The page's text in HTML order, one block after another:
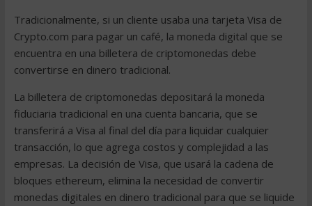
Tradicionalmente, si un cliente usaba una tarjeta Visa de
Crypto.com para pagar un café, la moneda digital que se
encuentra en una billetera de criptomonedas debe
convertirse en dinero tradicional.
La billetera de criptomonedas depositará la moneda
fiduciaria tradicional en una cuenta bancaria, que se
transferirá a Visa al final del día para liquidar cualquier
transacción, lo que agrega costos y complejidad a las
empresas. La decisión de Visa, que usará la cadena de
bloques ethereum, elimina la necesidad de convertir
monedas digitales en dinero tradicional para que se liquide